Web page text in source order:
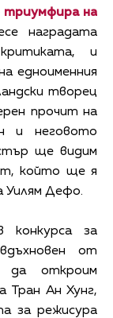
триумфира на
наградата
и
едноименния
творец
прочит на
и неговото
ще видим
който ще я
Уилям Дефо.
конкурса за
от
да откроим
Тран Ан Хунг,
за режисура